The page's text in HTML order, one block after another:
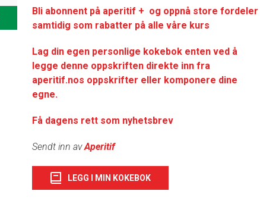
Bli abonnent på aperitif + og oppnå store fordeler
samtidig som rabatter på alle våre kurs
Lag din egen personlige kokebok enten ved å
legge denne oppskriften direkte inn fra
aperitif.nos oppskrifter eller komponere dine
egne.
Få dagens rett som nyhetsbrev
Sendt inn avAperitif
LEGG I MIN KOKEBOK